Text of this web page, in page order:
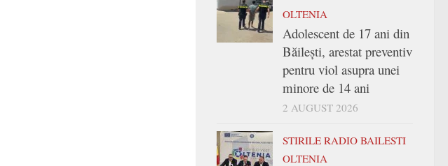
OLTENIA
Adolescent de 17 ani din
Băilești, arestat preventiv
pentru viol asupra unei
minore de 14 ani
2 AUGUST 2026
STIRILE RADIO BAILESTI
OLTENIA